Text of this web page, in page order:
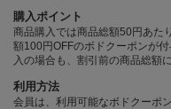
購入ポイント
商品購入では商品総額50円あた
額100円OFFのボドクーポンが
入の場合も、割引前の商品総額
利用方法
会員は、利用可能なボドクーポ